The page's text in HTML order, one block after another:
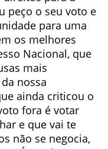
peço o seu voto e
para uma
os melhores
Nacional, que
mais
nossa
ainda criticou o
fora é votar
e que vai te
não se negocia,